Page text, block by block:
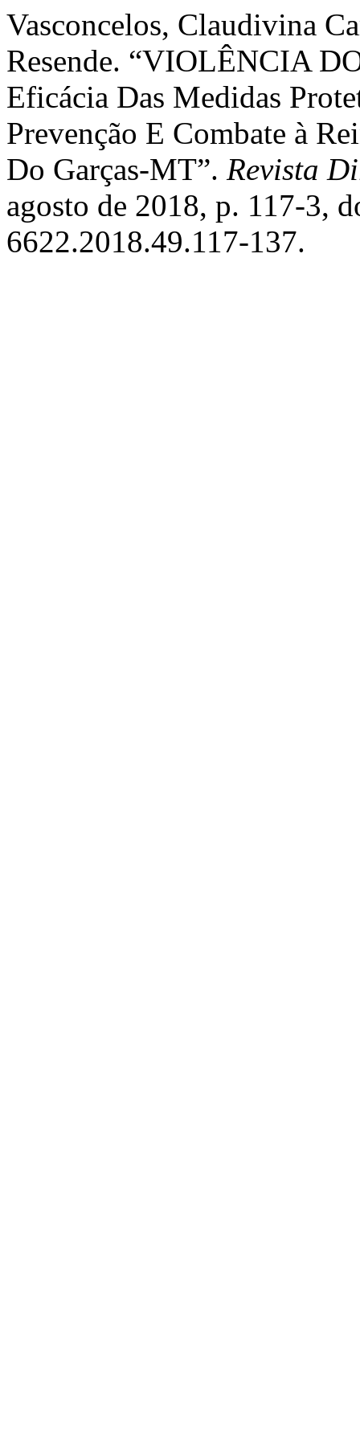
Vasconcelos, Claudivina
Resende. “VIOLÊNCIA
Eficácia Das Medidas
Prevenção E Combate à
Do Garças-MT”. Revista
agosto de 2018, p. 117-3,
6622.2018.49.117-137.